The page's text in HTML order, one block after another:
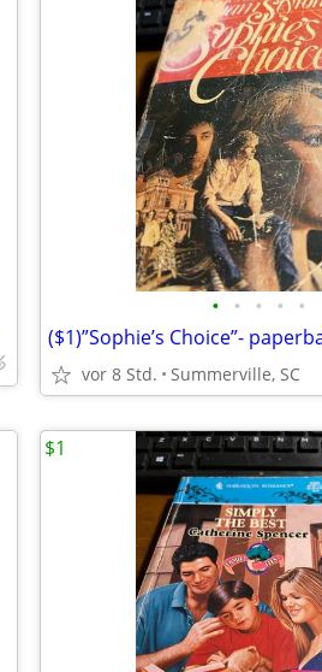
• • • • •
($1)”Sophie’s Choice”-
vor 8 Std. Summerville, SC
$1